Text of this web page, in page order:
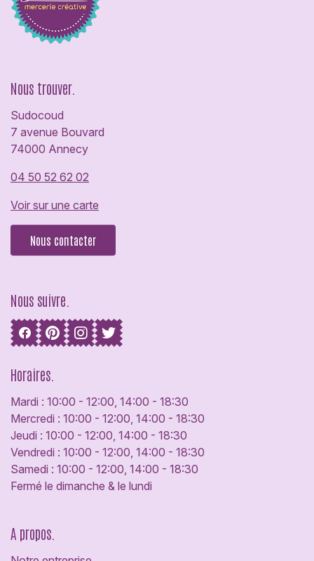
Nous trouver.
Sudocoud
7 avenue Bouvard
74000 Annecy
04 50 52 62 02
Voir sur une carte
Nous contacter
Nous suivre.
Horaires.
Mardi : 10:00 - 12:00, 14:00 - 18:30
Mercredi : 10:00 - 12:00, 14:00 - 18:30
Jeudi : 10:00 - 12:00, 14:00 - 18:30
Vendredi : 10:00 - 12:00, 14:00 - 18:30
Samedi : 10:00 - 12:00, 14:00 - 18:30
Fermé le dimanche & le lundi
A propos.